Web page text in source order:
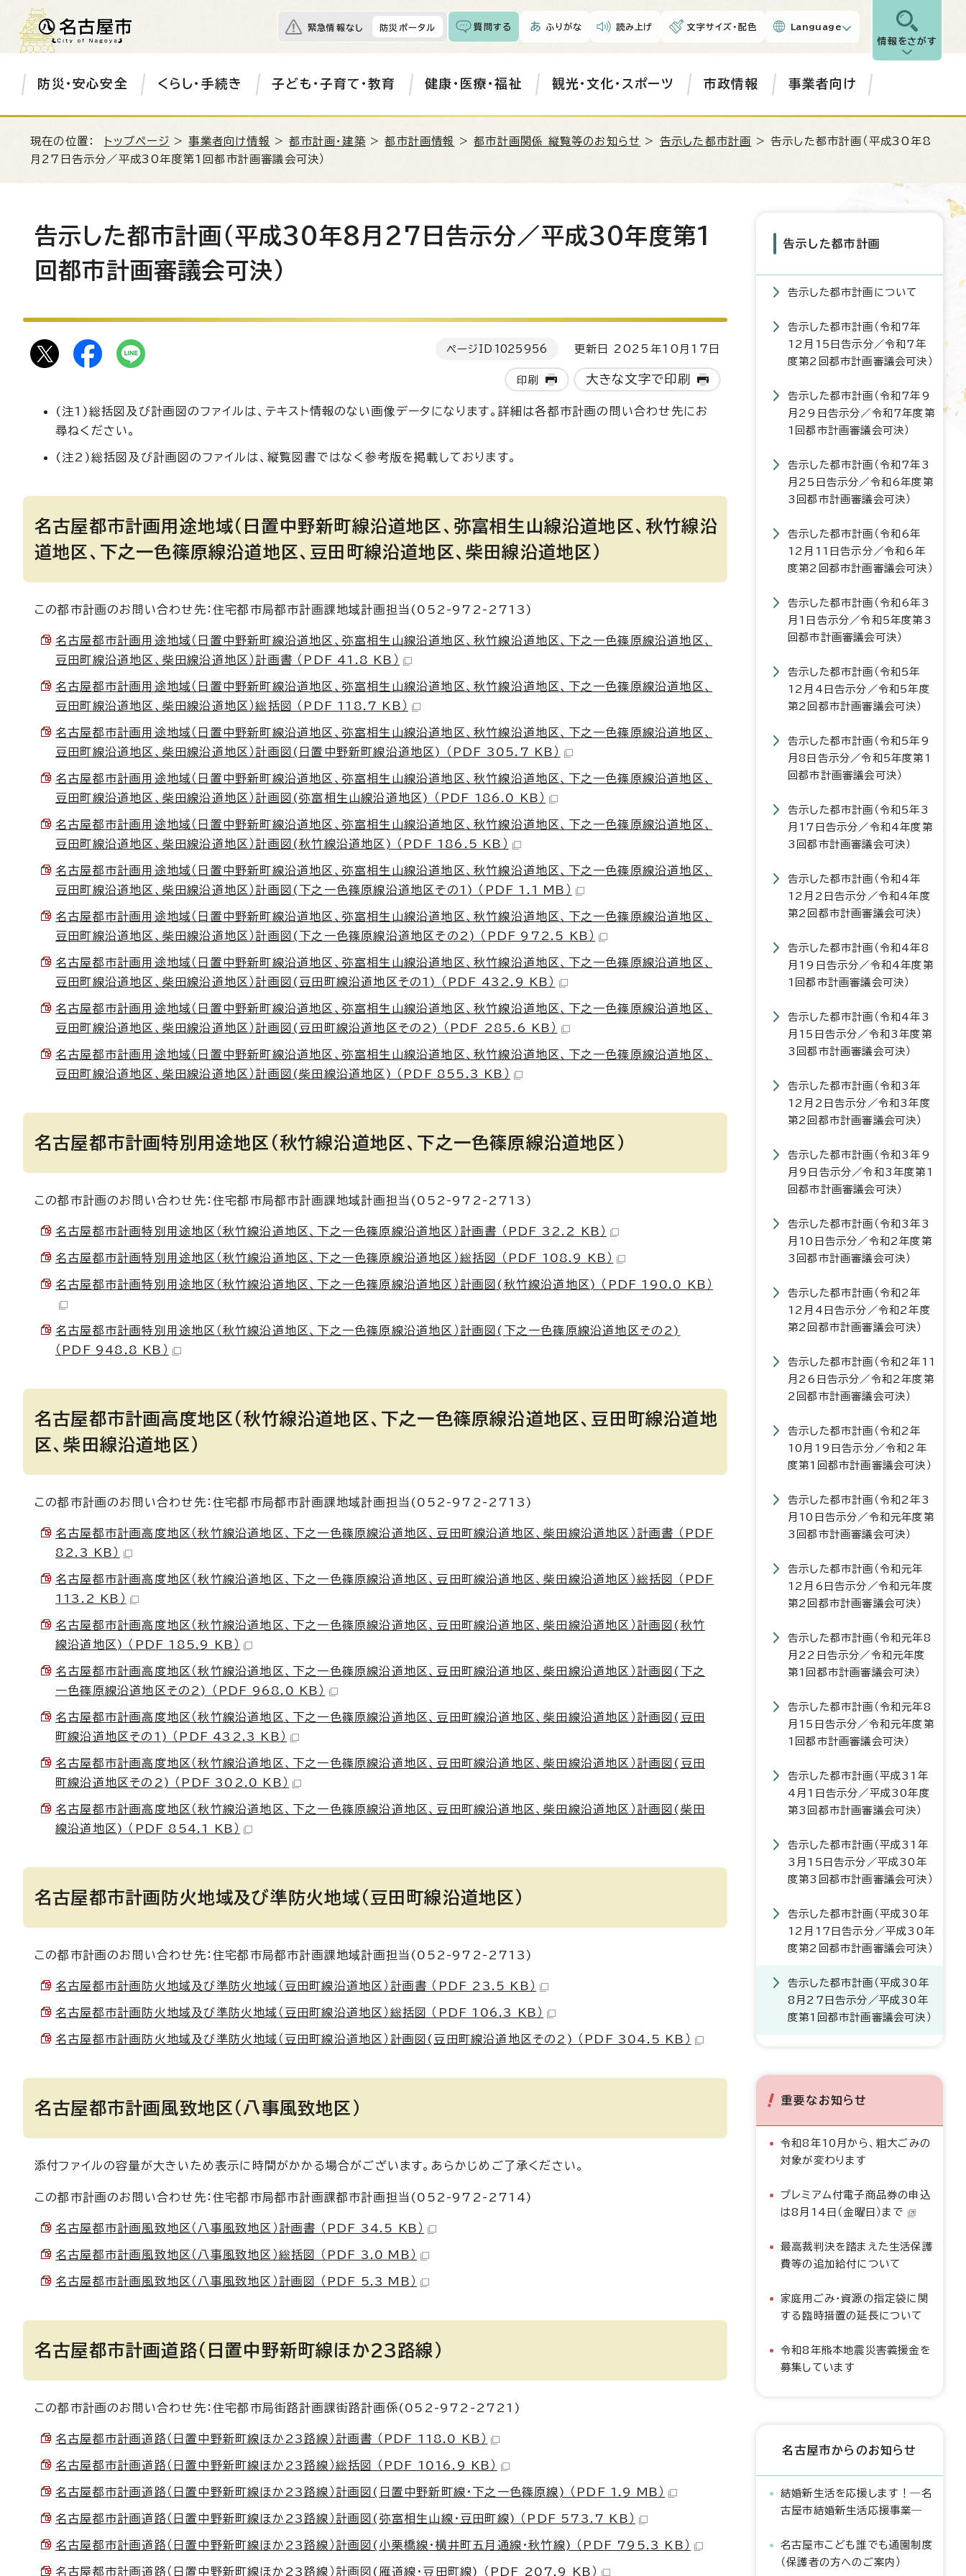
緊急情報なし 防災ポータル 質問する ふりがな 読み上げ 文字サイズ・配色 Language
情報をさがす
防災・安心安全 くらし・手続き 子ども・子育て・教育 健康・医療・福祉 観光・文化・スポーツ 市政情報 事業者向け
現在の位置： トップページ >事業者向け情報 >都市計画・建築 >都市計画情報 >都市計画関係 縦覧等のお知らせ > 告示した都市計画
> 告示した都市計画（平成30年8
月27日告示分／平成30年度第1回都市計画審議会可決）
告示した都市計画（平成30年8月27日告示分／平成30年度第1
回都市計画審議会可決）
ページID 1025956 更新日 2025年10月17日
印刷 大きな文字で印刷
(注1)総括図及び計画図のファイルは、テキスト情報のない画像データになります。詳細は各都市計画の問い合わせ先にお
尋ねください。
(注2)総括図及び計画図のファイルは、縦覧図書ではなく参考版を掲載しております。
名古屋都市計画用途地域（日置中野新町線沿道地区、弥富相生山線沿道地区、秋竹線沿
道地区、下之一色篠原線沿道地区、豆田町線沿道地区、柴田線沿道地区）
この都市計画のお問い合わせ先：住宅都市局都市計画課地域計画担当(052-972-2713)
名古屋都市計画用途地域（日置中野新町線沿道地区、弥富相生山線沿道地区、秋竹線沿道地区、下之一色篠原線沿道地区、
豆田町線沿道地区、柴田線沿道地区）計画書 （PDF 41.8 KB）
名古屋都市計画用途地域（日置中野新町線沿道地区、弥富相生山線沿道地区、秋竹線沿道地区、下之一色篠原線沿道地区、
豆田町線沿道地区、柴田線沿道地区）総括図 （PDF 118.7 KB）
名古屋都市計画用途地域（日置中野新町線沿道地区、弥富相生山線沿道地区、秋竹線沿道地区、下之一色篠原線沿道地区、
豆田町線沿道地区、柴田線沿道地区）計画図(日置中野新町線沿道地区) （PDF 305.7 KB）
名古屋都市計画用途地域（日置中野新町線沿道地区、弥富相生山線沿道地区、秋竹線沿道地区、下之一色篠原線沿道地区、
豆田町線沿道地区、柴田線沿道地区）計画図(弥富相生山線沿道地区) （PDF 186.0 KB）
名古屋都市計画用途地域（日置中野新町線沿道地区、弥富相生山線沿道地区、秋竹線沿道地区、下之一色篠原線沿道地区、
豆田町線沿道地区、柴田線沿道地区）計画図(秋竹線沿道地区) （PDF 186.5 KB）
名古屋都市計画用途地域（日置中野新町線沿道地区、弥富相生山線沿道地区、秋竹線沿道地区、下之一色篠原線沿道地区、
豆田町線沿道地区、柴田線沿道地区）計画図(下之一色篠原線沿道地区その1) （PDF 1.1 MB）
名古屋都市計画用途地域（日置中野新町線沿道地区、弥富相生山線沿道地区、秋竹線沿道地区、下之一色篠原線沿道地区、
豆田町線沿道地区、柴田線沿道地区）計画図(下之一色篠原線沿道地区その2) （PDF 972.5 KB）
名古屋都市計画用途地域（日置中野新町線沿道地区、弥富相生山線沿道地区、秋竹線沿道地区、下之一色篠原線沿道地区、
豆田町線沿道地区、柴田線沿道地区）計画図(豆田町線沿道地区その1) （PDF 432.9 KB）
名古屋都市計画用途地域（日置中野新町線沿道地区、弥富相生山線沿道地区、秋竹線沿道地区、下之一色篠原線沿道地区、
豆田町線沿道地区、柴田線沿道地区）計画図(豆田町線沿道地区その2) （PDF 285.6 KB）
名古屋都市計画用途地域（日置中野新町線沿道地区、弥富相生山線沿道地区、秋竹線沿道地区、下之一色篠原線沿道地区、
豆田町線沿道地区、柴田線沿道地区）計画図(柴田線沿道地区) （PDF 855.3 KB）
名古屋都市計画特別用途地区（秋竹線沿道地区、下之一色篠原線沿道地区）
この都市計画のお問い合わせ先：住宅都市局都市計画課地域計画担当(052-972-2713)
名古屋都市計画特別用途地区（秋竹線沿道地区、下之一色篠原線沿道地区）計画書 （PDF 32.2 KB）
名古屋都市計画特別用途地区（秋竹線沿道地区、下之一色篠原線沿道地区）総括図 （PDF 108.9 KB）
名古屋都市計画特別用途地区（秋竹線沿道地区、下之一色篠原線沿道地区）計画図(秋竹線沿道地区) （PDF 190.0 KB）
名古屋都市計画特別用途地区（秋竹線沿道地区、下之一色篠原線沿道地区）計画図(下之一色篠原線沿道地区その2)
（PDF 948.8 KB）
名古屋都市計画高度地区（秋竹線沿道地区、下之一色篠原線沿道地区、豆田町線沿道地
区、柴田線沿道地区）
この都市計画のお問い合わせ先：住宅都市局都市計画課地域計画担当(052-972-2713)
名古屋都市計画高度地区（秋竹線沿道地区、下之一色篠原線沿道地区、豆田町線沿道地区、柴田線沿道地区）計画書 （PDF
82.3 KB）
名古屋都市計画高度地区（秋竹線沿道地区、下之一色篠原線沿道地区、豆田町線沿道地区、柴田線沿道地区）総括図 （PDF
113.2 KB）
名古屋都市計画高度地区（秋竹線沿道地区、下之一色篠原線沿道地区、豆田町線沿道地区、柴田線沿道地区）計画図(秋竹
線沿道地区) （PDF 185.9 KB）
名古屋都市計画高度地区（秋竹線沿道地区、下之一色篠原線沿道地区、豆田町線沿道地区、柴田線沿道地区）計画図(下之
一色篠原線沿道地区その2) （PDF 968.0 KB）
名古屋都市計画高度地区（秋竹線沿道地区、下之一色篠原線沿道地区、豆田町線沿道地区、柴田線沿道地区）計画図(豆田
町線沿道地区その1) （PDF 432.3 KB）
名古屋都市計画高度地区（秋竹線沿道地区、下之一色篠原線沿道地区、豆田町線沿道地区、柴田線沿道地区）計画図(豆田
町線沿道地区その2) （PDF 302.0 KB）
名古屋都市計画高度地区（秋竹線沿道地区、下之一色篠原線沿道地区、豆田町線沿道地区、柴田線沿道地区）計画図(柴田
線沿道地区) （PDF 854.1 KB）
名古屋都市計画防火地域及び準防火地域（豆田町線沿道地区）
この都市計画のお問い合わせ先：住宅都市局都市計画課地域計画担当(052-972-2713)
名古屋都市計画防火地域及び準防火地域（豆田町線沿道地区）計画書 （PDF 23.5 KB）
名古屋都市計画防火地域及び準防火地域（豆田町線沿道地区）総括図 （PDF 106.3 KB）
名古屋都市計画防火地域及び準防火地域（豆田町線沿道地区）計画図(豆田町線沿道地区その2) （PDF 304.5 KB）
名古屋都市計画風致地区（八事風致地区）
添付ファイルの容量が大きいため表示に時間がかかる場合がございます。あらかじめご了承ください。
この都市計画のお問い合わせ先：住宅都市局都市計画課都市計画担当(052-972-2714)
名古屋都市計画風致地区（八事風致地区）計画書 （PDF 34.5 KB）
名古屋都市計画風致地区（八事風致地区）総括図 （PDF 3.0 MB）
名古屋都市計画風致地区（八事風致地区）計画図 （PDF 5.3 MB）
名古屋都市計画道路（日置中野新町線ほか23路線）
この都市計画のお問い合わせ先：住宅都市局街路計画課街路計画係(052-972-2721)
名古屋都市計画道路（日置中野新町線ほか23路線）計画書 （PDF 118.0 KB）
名古屋都市計画道路（日置中野新町線ほか23路線）総括図 （PDF 1016.9 KB）
名古屋都市計画道路（日置中野新町線ほか23路線）計画図(日置中野新町線・下之一色篠原線) （PDF 1.9 MB）
名古屋都市計画道路（日置中野新町線ほか23路線）計画図(弥富相生山線・豆田町線) （PDF 573.7 KB）
名古屋都市計画道路（日置中野新町線ほか23路線）計画図(小栗橋線・横井町五月通線・秋竹線) （PDF 795.3 KB）
名古屋都市計画道路（日置中野新町線ほか23路線）計画図(雁道線・豆田町線) （PDF 207.9 KB）
告示した都市計画
告示した都市計画について
告示した都市計画（令和7年
12月15日告示分／令和7年
度第2回都市計画審議会可決）
告示した都市計画（令和7年9
月29日告示分／令和7年度第
1回都市計画審議会可決）
告示した都市計画（令和7年3
月25日告示分／令和6年度第
3回都市計画審議会可決）
告示した都市計画（令和6年
12月11日告示分／令和6年
度第2回都市計画審議会可決）
告示した都市計画（令和6年3
月1日告示分／令和5年度第3
回都市計画審議会可決）
告示した都市計画（令和5年
12月4日告示分／令和5年度
第2回都市計画審議会可決）
告示した都市計画（令和5年9
月8日告示分／令和5年度第1
回都市計画審議会可決）
告示した都市計画（令和5年3
月17日告示分／令和4年度第
3回都市計画審議会可決）
告示した都市計画（令和4年
12月2日告示分／令和4年度
第2回都市計画審議会可決）
告示した都市計画（令和4年8
月19日告示分／令和4年度第
1回都市計画審議会可決）
告示した都市計画（令和4年3
月15日告示分／令和3年度第
3回都市計画審議会可決）
告示した都市計画（令和3年
12月2日告示分／令和3年度
第2回都市計画審議会可決）
告示した都市計画（令和3年9
月9日告示分／令和3年度第1
回都市計画審議会可決）
告示した都市計画（令和3年3
月10日告示分／令和2年度第
3回都市計画審議会可決）
告示した都市計画（令和2年
12月4日告示分／令和2年度
第2回都市計画審議会可決）
告示した都市計画（令和2年11
月26日告示分／令和2年度第
2回都市計画審議会可決）
告示した都市計画（令和2年
10月19日告示分／令和2年
度第1回都市計画審議会可決）
告示した都市計画（令和2年3
月10日告示分／令和元年度第
3回都市計画審議会可決）
告示した都市計画（令和元年
12月6日告示分／令和元年度
第2回都市計画審議会可決）
告示した都市計画（令和元年8
月22日告示分／令和元年度
第1回都市計画審議会可決）
告示した都市計画（令和元年8
月15日告示分／令和元年度第
1回都市計画審議会可決）
告示した都市計画（平成31年
4月1日告示分／平成30年度
第3回都市計画審議会可決）
告示した都市計画（平成31年
3月15日告示分／平成30年
度第3回都市計画審議会可決）
告示した都市計画（平成30年
12月17日告示分／平成30年
度第2回都市計画審議会可決）
告示した都市計画（平成30年
8月27日告示分／平成30年
度第1回都市計画審議会可決）
重要なお知らせ
令和8年10月から、粗大ごみの
対象が変わります
プレミアム付電子商品券の申込
は8月14日（金曜日）まで
最高裁判決を踏まえた生活保護
費等の追加給付について
家庭用ごみ・資源の指定袋に関
する臨時措置の延長について
令和8年熊本地震災害義援金を
募集しています
名古屋市からのお知らせ
結婚新生活を応援します！―名
古屋市結婚新生活応援事業―
名古屋市こども誰でも通園制度
（保護者の方へのご案内）